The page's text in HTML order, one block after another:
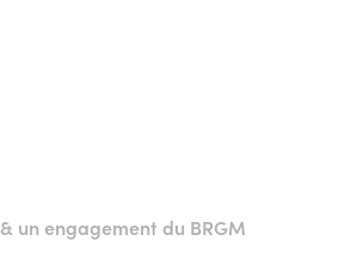
un engagement du BRGM